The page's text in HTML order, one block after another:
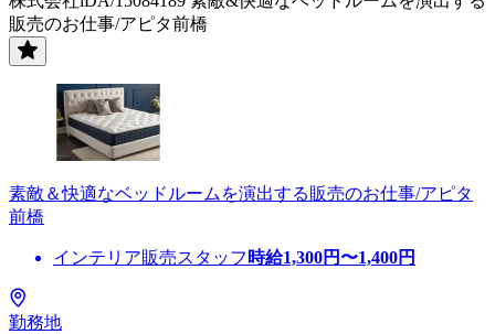
販売のお仕事/アピタ前橋
素敵＆快適なベッドルームを演出する販売のお仕事/アピタ
前橋
インテリア販売スタッフ 時給1,300円〜1,400円
勤務地